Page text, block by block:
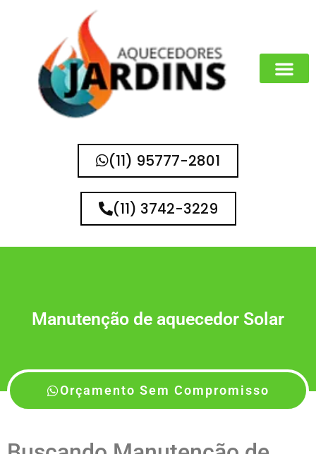
(11) 95777-2801
(11) 3742-3229
Manutenção de aquecedor Solar
Orçamento Sem Compromisso